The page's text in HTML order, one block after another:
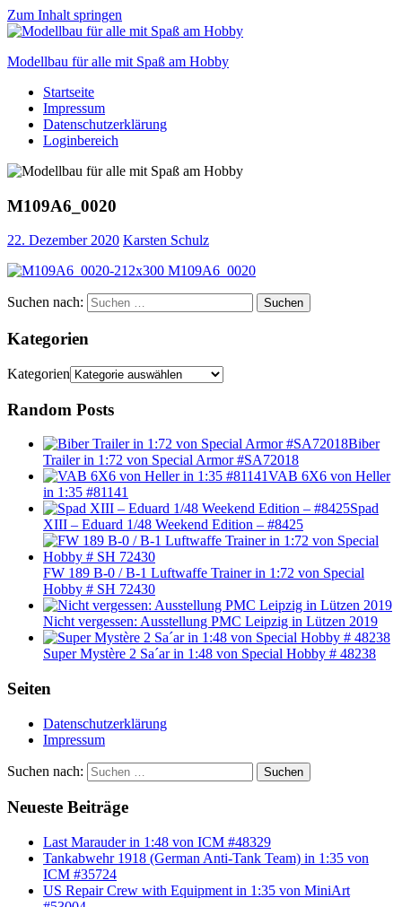
Zum Inhalt springen
Modellbau für alle mit Spaß am Hobby
Scale
modelling
to
Startseite
Impressum
Datenschutzerklärung
Loginbereich
M109A6_0020
22. Dezember 2020 Karsten Schulz
Suchen nach: Suchen
Kategorien
Kategorien
Random Posts
Biber
Trailer in 1:72 von Special Armor #SA72018
VAB 6X6 von Heller
in 1:35 #81141
Spad
XIII – Eduard 1/48 Weekend Edition – #8425
FW 189 B-0 / B-1 Luftwaffe Trainer in 1:72 von Special
Hobby # SH 72430
Nicht vergessen: Ausstellung PMC Leipzig in Lützen 2019
Super Mystère 2 Sa´ar in 1:48 von Special Hobby # 48238
Seiten
Datenschutzerklärung
Impressum
Suchen nach: Suchen
Neueste Beiträge
Last Marauder in 1:48 von ICM #48329
Tankabwehr 1918 (German Anti-Tank Team) in 1:35 von
ICM #35724
US Repair Crew with Equipment in 1:35 von MiniArt